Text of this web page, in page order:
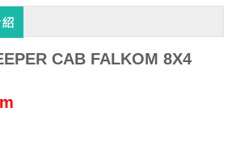
CAB FALKOM 8X4